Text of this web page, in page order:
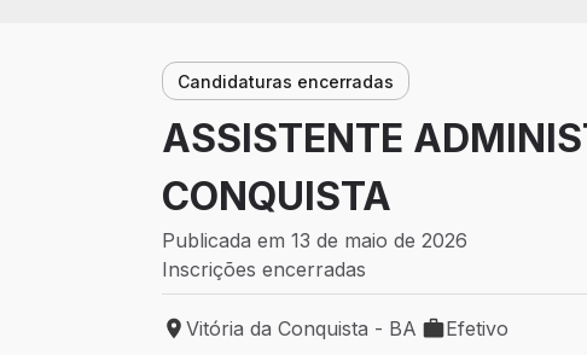
Candidaturas encerradas
ASSISTENTE
CONQUISTA
Publicada em 13 de maio de 2026
Inscrições encerradas
Local de trabalho: Vitória da Conquista - BA
Vitória da Conquista - BA
Tipo de vaga:
Efetivo